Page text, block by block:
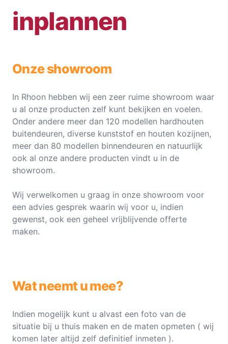
inplannen
Onze showroom
In Rhoon hebben wij een zeer ruime showroom waar
u al onze producten zelf kunt bekijken en voelen.
Onder andere meer dan 120 modellen hardhouten
buitendeuren, diverse kunststof en houten kozijnen,
meer dan 80 modellen binnendeuren en natuurlijk
ook al onze andere producten vindt u in de
showroom.
Wij verwelkomen u graag in onze showroom voor
een advies gesprek waarin wij voor u, indien
gewenst, ook een geheel vrijblijvende offerte
maken.
Wat neemt u mee?
Indien mogelijk kunt u alvast een foto van de
situatie bij u thuis maken en de maten opmeten ( wij
komen later altijd zelf definitief inmeten ).